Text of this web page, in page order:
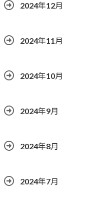
2024年12月
2024年11月
2024年10月
2024年9月
2024年8月
2024年7月